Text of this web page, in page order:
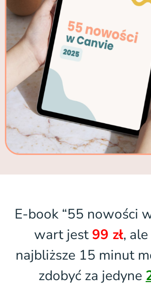
E-book “55 nowości
wart jest 99 zł,
najbliższe 15 minut
zdobyć za jedyne